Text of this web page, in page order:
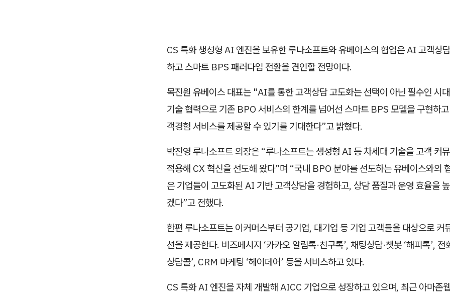
CS 특화 생성형 AI 엔진을 보유한 루나소프트와 유베이스의 협업은 AI 고객상
하고 스마트 BPS 패러다임 전환을 견인할 전망이다.
목진원 유베이스 대표는 "AI를 통한 고객상담 고도화는 선택이 아닌 필수인 시
기술 협력으로 기존 BPO 서비스의 한계를 넘어선 스마트 BPS 모델을 구현하
객경험 서비스를 제공할 수 있기를 기대한다”고 밝혔다.
박진영 루나소프트 의장은 “루나소프트는 생성형 AI 등 차세대 기술을 고객 커
적용해 CX 혁신을 선도해 왔다”며 “국내 BPO 분야를 선도하는 유베이스와의
은 기업들이 고도화된 AI 기반 고객상담을 경험하고, 상담 품질과 운영 효율을
겠다”고 전했다.
한편 루나소프트는 이커머스부터 공기업, 대기업 등 기업 고객들을 대상으로 커
션을 제공한다. 비즈메시지 ‘카카오 알림톡·친구톡’, 채팅상담·챗봇 ‘해피톡’,
상담콜’, CRM 마케팅 ‘헤이데어’ 등을 서비스하고 있다.
CS 특화 AI 엔진을 자체 개발해 AICC 기업으로 성장하고 있으며, 최근 아마존